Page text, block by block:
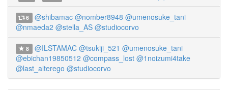
6 @shibamac @nomber8948 @umenosuke_tani
@nmaeda2 @stella_AS @studiocorvo
8 @ILSTAMAC @tsukiji_521 @umenosuke_tani
@ebichan19850512 @compass_lost @1noizumi4take
@last_alterego @studiocorvo